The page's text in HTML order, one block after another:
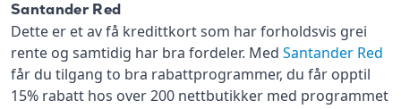
Santander Red
Dette er et av få kredittkort som har forholdsvis grei
rente og samtidig har bra fordeler. Med Santander Red
får du tilgang to bra rabattprogrammer, du får opptil
15% rabatt hos over 200 nettbutikker med programmet